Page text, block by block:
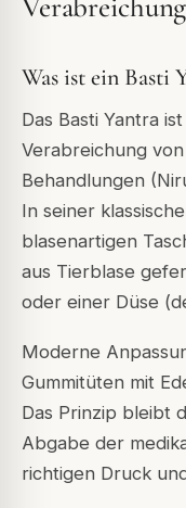
Was ist ein Basti
Das Basti Yantra
Verabreichung
Behandlungen
In seiner
blasenartigen
aus Tierblase
oder einer Düse
Moderne
Gummitüten mit
Das Prinzip bleibt
Abgabe der
richtigen Druck